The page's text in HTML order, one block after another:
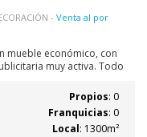
- Venta al por
mueble económico, con
muy activa. Todo
El departamento de
Propios: 0
Franquicias: 0
Local: 1300m²